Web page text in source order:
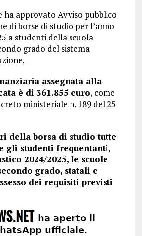
ha approvato Avviso pubblico
di borse di studio per l’anno
a studenti della scuola
grado del sistema
assegnata alla
è di 361.855 euro, come
ministeriale n. 189 del 25
della borsa di studio tutte
gli studenti frequentanti,
2024/2025, le scuole
grado, statali e
dei requisiti previsti